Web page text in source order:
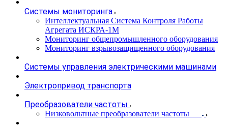
Системы мониторинга
Интеллектуальная Система Контроля Работы
Агрегата ИСКРА-1М
Мониторинг общепромышленного оборудования
Мониторинг взрывозащищенного оборудования
Системы управления электрическими машинами
Электропривод транспорта
Преобразователи частоты
Низковольтные преобразователи частоты